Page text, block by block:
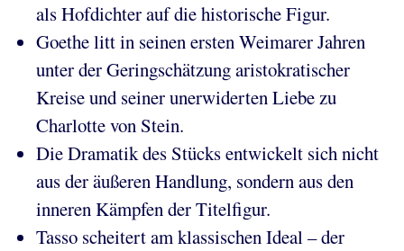
als Hofdichter auf die historische Figur.
Goethe litt in seinen ersten Weimarer Jahren
unter der Geringschätzung aristokratischer
Kreise und seiner unerwiderten Liebe zu
Charlotte von Stein.
Die Dramatik des Stücks entwickelt sich nicht
aus der äußeren Handlung, sondern aus den
inneren Kämpfen der Titelfigur.
Tasso scheitert am klassischen Ideal – der